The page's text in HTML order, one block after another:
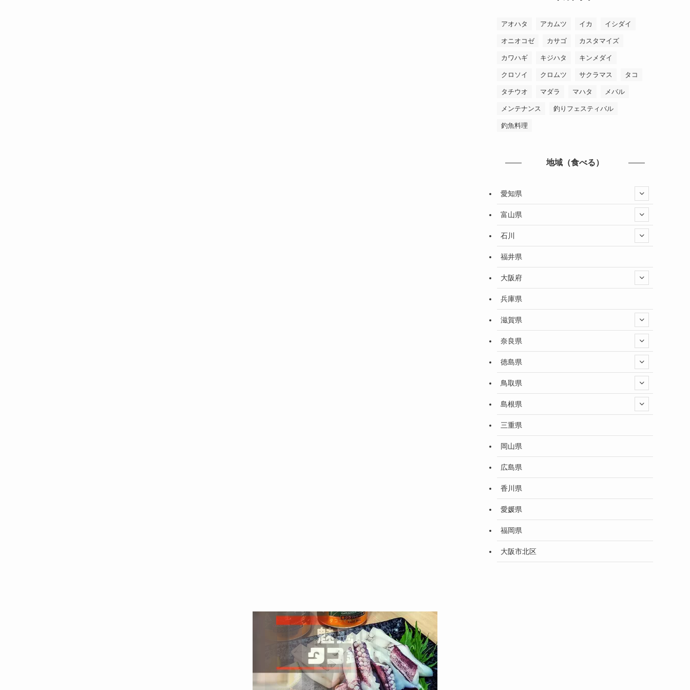
アオハタ アカムツ イカ イシダイ
オニオコゼ カサゴ カスタマイズ
カワハギ キジハタ キンメダイ
クロソイ クロムツ サクラマス タコ
タチウオ マダラ マハタ メバル
メンテナンス 釣りフェスティバル
釣魚料理
地域（食べる）
愛知県
富山県
石川
福井県
大阪府
兵庫県
滋賀県
奈良県
徳島県
鳥取県
島根県
三重県
岡山県
広島県
香川県
愛媛県
福岡県
大阪市北区